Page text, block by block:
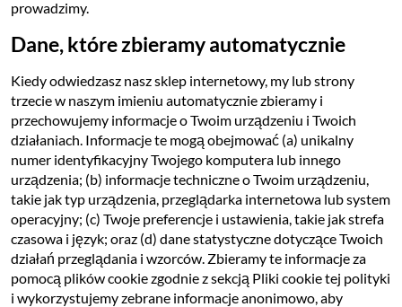
prowadzimy.
Dane, które zbieramy automatycznie
Kiedy odwiedzasz nasz sklep internetowy, my lub strony
trzecie w naszym imieniu automatycznie zbieramy i
przechowujemy informacje o Twoim urządzeniu i Twoich
działaniach. Informacje te mogą obejmować (a) unikalny
numer identyfikacyjny Twojego komputera lub innego
urządzenia; (b) informacje techniczne o Twoim urządzeniu,
takie jak typ urządzenia, przeglądarka internetowa lub system
operacyjny; (c) Twoje preferencje i ustawienia, takie jak strefa
czasowa i język; oraz (d) dane statystyczne dotyczące Twoich
działań przeglądania i wzorców. Zbieramy te informacje za
pomocą plików cookie zgodnie z sekcją Pliki cookie tej polityki
i wykorzystujemy zebrane informacje anonimowo, aby